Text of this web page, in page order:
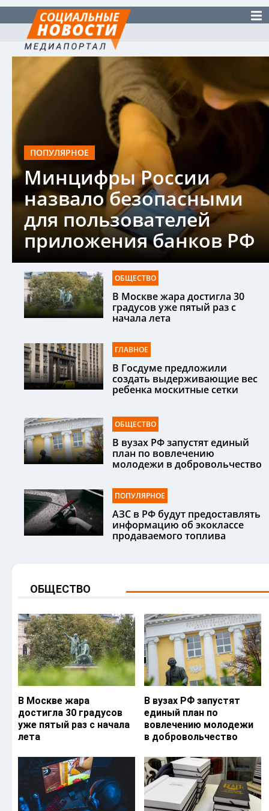
ПОПУЛЯРНОЕ
Минцифры России
назвало безопасными
для пользователей
приложения банков РФ
ОБЩЕСТВО
В Москве жара достигла 30
градусов уже пятый раз с
начала лета
ГЛАВНОЕ
В Госдуме предложили
создать выдерживающие вес
ребенка москитные сетки
ОБЩЕСТВО
В вузах РФ запустят единый
план по вовлечению
молодежи в добровольчество
ПОПУЛЯРНОЕ
АЗС в РФ будут предоставлять
информацию об экоклассе
продаваемого топлива
ОБЩЕСТВО
В Москве жара
достигла 30 градусов
уже пятый раз с начала
лета
В вузах РФ запустят
единый план по
вовлечению молодежи
в добровольчество